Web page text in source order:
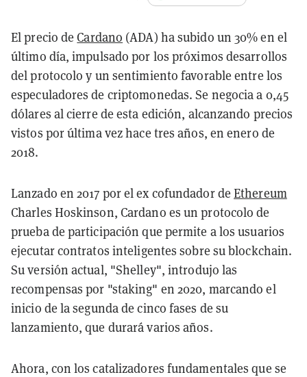
El precio deCardano (ADA) ha subido un 30% en el
último día, impulsado por los próximos desarrollos
del protocolo y un sentimiento favorable entre los
especuladores de criptomonedas. Se negocia a 0,45
dólares al cierre de esta edición, alcanzando precios
vistos por última vez hace tres años, en enero de
2018.
Lanzado en 2017 por el ex cofundador deEthereum
Charles Hoskinson, Cardano es un protocolo de
prueba de participación que permite a los usuarios
ejecutar contratos inteligentes sobre su blockchain.
Su versión actual, "Shelley", introdujo las
recompensas por "staking" en 2020, marcando el
inicio de la segunda de cinco fases de su
lanzamiento, que durará varios años.
Ahora, con los catalizadores fundamentales que se